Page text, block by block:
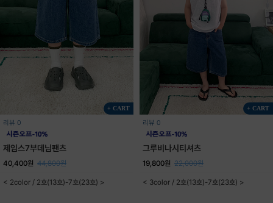
+ CART
리뷰 0
제임스7부데님팬츠
40,400원 44,800원
< 2color / 2호(13호)-7호(23호) >
+ CART
리뷰 0
그루비나시티셔츠
19,800원 22,000원
< 3color / 2호(13호)-7호(23호) >